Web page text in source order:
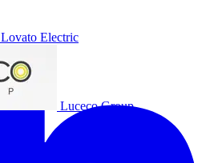
Lovato Electric
Luceco Group